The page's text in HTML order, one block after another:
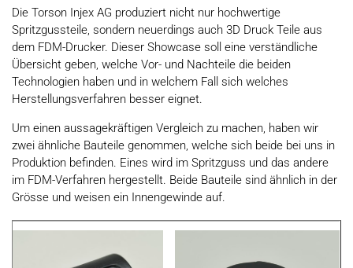
Die Torson Injex AG produziert nicht nur hochwertige
Spritzgussteile, sondern neuerdings auch 3D Druck Teile aus
dem FDM-Drucker. Dieser Showcase soll eine verständliche
Übersicht geben, welche Vor- und Nachteile die beiden
Technologien haben und in welchem Fall sich welches
Herstellungsverfahren besser eignet.
Um einen aussagekräftigen Vergleich zu machen, haben wir
zwei ähnliche Bauteile genommen, welche sich beide bei uns in
Produktion befinden. Eines wird im Spritzguss und das andere
im FDM-Verfahren hergestellt. Beide Bauteile sind ähnlich in der
Grösse und weisen ein Innengewinde auf.